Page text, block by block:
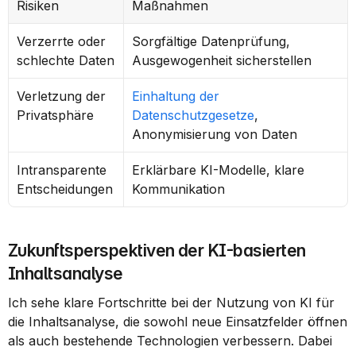
Risiken Maßnahmen
Verzerrte oder
schlechte Daten
Sorgfältige Datenprüfung,
Ausgewogenheit sicherstellen
Verletzung der
Privatsphäre
Einhaltung der
Datenschutzgesetze,
Anonymisierung von Daten
Intransparente
Entscheidungen
Erklärbare KI-Modelle, klare
Kommunikation
Zukunftsperspektiven der KI-basierten
Inhaltsanalyse
Ich sehe klare Fortschritte bei der Nutzung von KI für
die Inhaltsanalyse, die sowohl neue Einsatzfelder öffnen
als auch bestehende Technologien verbessern. Dabei